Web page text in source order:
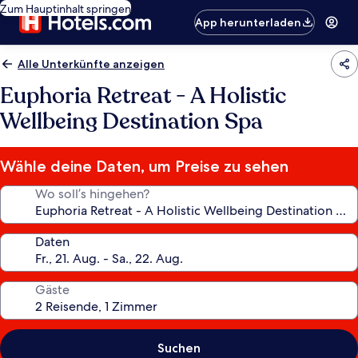
Zum Hauptinhalt springen
App herunterladen
Alle Unterkünfte anzeigen
Euphoria Retreat - A Holistic
Wellbeing Destination Spa
Wähle deine Daten, um Preise zu sehen
Wo soll’s hingehen?
Daten
Gäste
Suchen